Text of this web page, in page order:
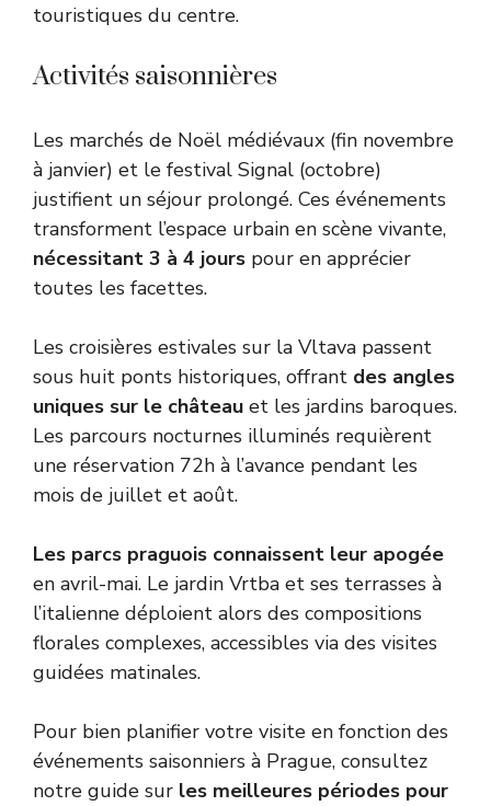
touristiques du centre.
Activités saisonnières
Les marchés de Noël médiévaux (fin novembre
à janvier) et le festival Signal (octobre)
justifient un séjour prolongé. Ces événements
transforment l’espace urbain en scène vivante,
nécessitant 3 à 4 jours pour en apprécier
toutes les facettes.
Les croisières estivales sur la Vltava passent
sous huit ponts historiques, offrant des angles
uniques sur le château et les jardins baroques.
Les parcours nocturnes illuminés requièrent
une réservation 72h à l’avance pendant les
mois de juillet et août.
Les parcs praguois connaissent leur apogée
en avril-mai. Le jardin Vrtba et ses terrasses à
l’italienne déploient alors des compositions
florales complexes, accessibles via des visites
guidées matinales.
Pour bien planifier votre visite en fonction des
événements saisonniers à Prague, consultez
notre guide sur les meilleures périodes pour